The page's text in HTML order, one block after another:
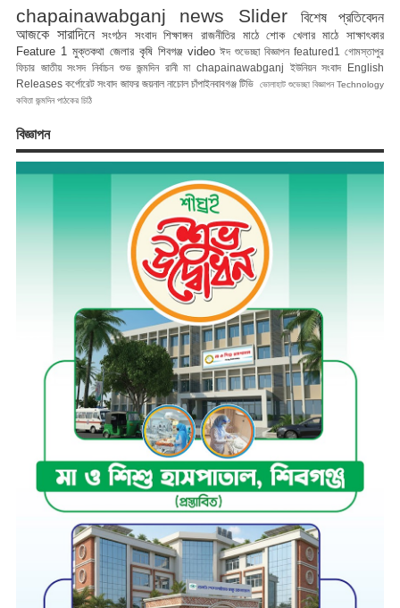
chapainawabganj news Slider
বিশেষ প্রতিবেদন
আজকে সারাদিনে সংগঠন সংবাদ শিক্ষাঙ্গন রাজনীতির মাঠে শোক খেলার মাঠে
সাক্ষাৎকার
Feature 1 মুক্তকথা জেলার কৃষি শিবগঞ্জ video ঈদ শুভেচ্ছা বিজ্ঞাপন featured1
গোমস্তাপুর
ফিচার জাতীয় সংসদ নির্বাচন শুভ জন্মদিন রানী মা chapainawabganj ইউনিয়ন সংবাদ English
Releases কর্পোরেট সংবাদ জাফর জয়নাল নাচোল চাঁপাইনবাবগঞ্জ টিভি ভোলাহাট শুভেচ্ছা বিজ্ঞাপন Technology
কবিতা জন্মদিন পাঠকের চিঠি
বিজ্ঞাপন